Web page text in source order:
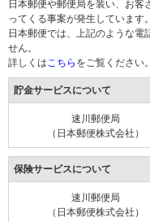
日本郵便や郵便局を装い、お
ってくる事案が発生しています。
日本郵便では、上記のような電
せん。
詳しくは こちらをご覧ください。
貯金サービスについて
速川郵便局
（日本郵便株式会社）
保険サービスについて
速川郵便局
（日本郵便株式会社）